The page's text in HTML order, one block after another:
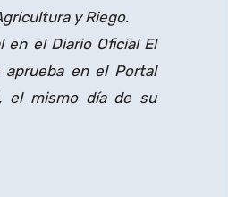
y Riego.
en el Diario Oficial El
en el Portal
el mismo día de su